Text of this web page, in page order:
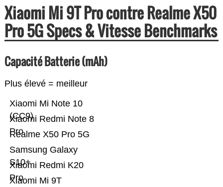
Xiaomi Mi 9T Pro contre Realme X50
Pro 5G Specs & Vitesse Benchmarks
Capacité Batterie (mAh)
Plus élevé = meilleur
Xiaomi Mi 9T
Xiaomi Redmi K20
Pro
Samsung Galaxy
S10+
Realme X50 Pro 5G
Xiaomi Redmi Note 8
Pro
Xiaomi Mi Note 10
(CC9)